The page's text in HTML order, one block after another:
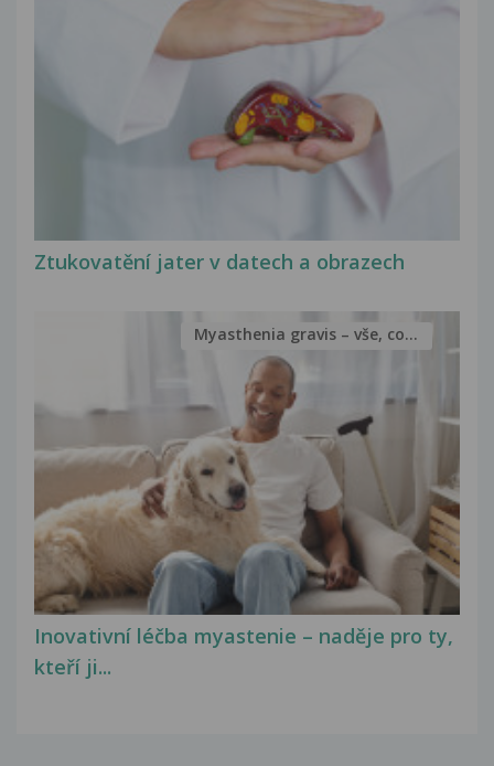
Ztukovatění jater v datech a obrazech
Inovativní léčba myastenie – naděje pro ty,
kteří ji...
Myasthenia gravis – vše, co...